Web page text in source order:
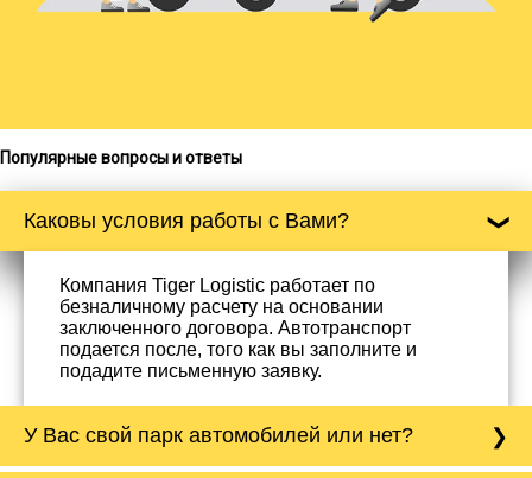
Популярные вопросы и ответы
Каковы условия работы с Вами?
Компания Tiger Logistic работает по
безналичному расчету на основании
заключенного договора. Автотранспорт
подается после, того как вы заполните и
подадите письменную заявку.
У Вас свой парк автомобилей или нет?